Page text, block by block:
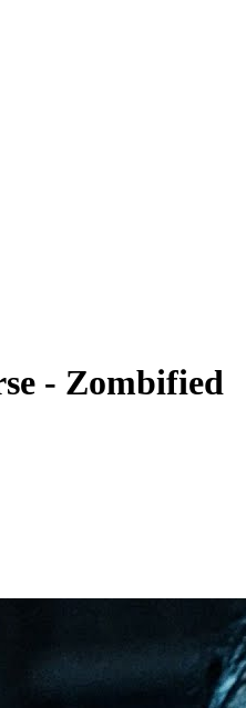
- Zombified